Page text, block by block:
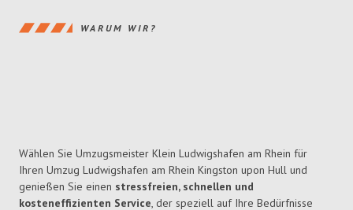
WARUM WIR?
Wählen Sie Umzugsmeister Klein Ludwigshafen am Rhein für
Ihren Umzug Ludwigshafen am Rhein Kingston upon Hull und
genießen Sie einen stressfreien, schnellen und
kosteneffizienten Service, der speziell auf Ihre Bedürfnisse